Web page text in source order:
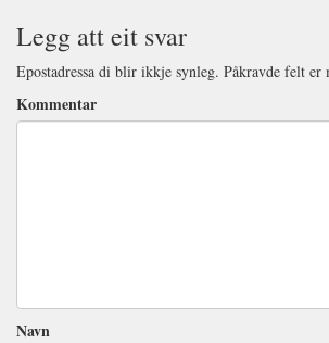
Legg att eit svar
Epostadressa di blir ikkje synleg. Påkravde felt er
Kommentar
Navn